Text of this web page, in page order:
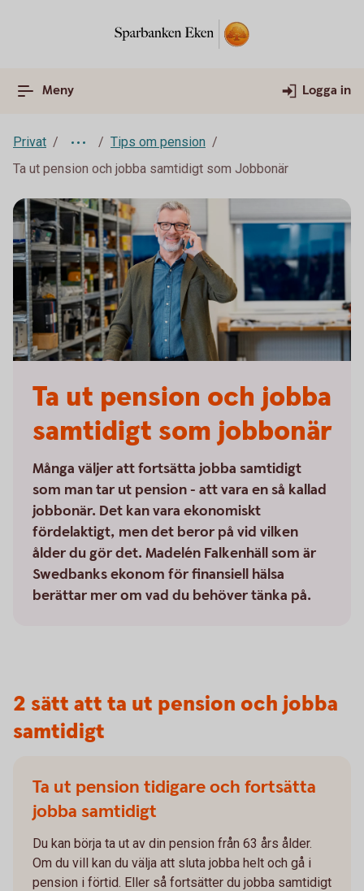
Meny Logga in
Privat
Tips om pension
Ta ut pension och jobba samtidigt som Jobbonär
Ta ut pension och jobba
samtidigt som jobbonär
Många väljer att fortsätta jobba samtidigt
som man tar ut pension - att vara en så kallad
jobbonär. Det kan vara ekonomiskt
fördelaktigt, men det beror på vid vilken
ålder du gör det. Madelén Falkenhäll som är
Swedbanks ekonom för finansiell hälsa
berättar mer om vad du behöver tänka på.
2 sätt att ta ut pension och jobba
samtidigt
Ta ut pension tidigare och fortsätta
jobba samtidigt
Du kan börja ta ut av din pension från 63 års ålder.
Om du vill kan du välja att sluta jobba helt och gå i
pension i förtid. Eller så fortsätter du jobba samtidigt